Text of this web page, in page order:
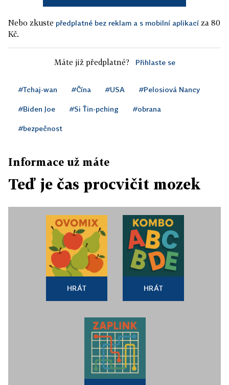
Nebo zkuste předplatné bez reklam a s mobilní aplikací za 80
Kč.
Máte již předplatné? Přihlaste se
#Tchaj-wan #Čína #USA #Pelosiová Nancy
#Biden Joe #Si Ťin-pching #obrana
#bezpečnost
Informace už máte
Teď je čas procvičit mozek
HRÁT HRÁT